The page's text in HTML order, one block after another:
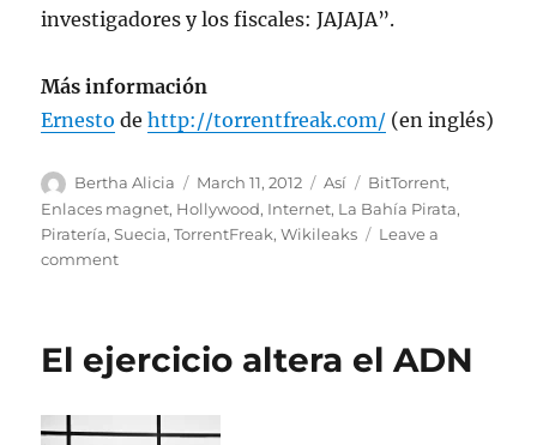
investigadores y los fiscales: JAJAJA”.
Más información
Ernesto dehttp://torrentfreak.com/ (en inglés)
Author
Bertha Alicia
Posted
on
March 11, 2012 Categories
Así Tags
BitTorrent,
Enlaces magnet, Hollywood, Internet, La Bahía Pirata,
Piratería,Suecia,TorrentFreak,Wikileaks
Leave a
commenton
la
atacar
El ejercicio altera el ADN